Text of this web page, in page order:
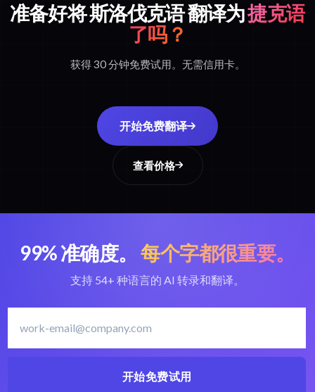
准备好将 斯洛伐克语 翻译为捷克语
了吗？
获得 30 分钟免费试用。无需信用卡。
开始免费翻译
查看价格
99% 准确度。 每个字都很重要。
支持 54+ 种语言的 AI 转录和翻译。
开始免费试用